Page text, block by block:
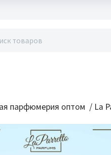
парфюмерия оптом / La